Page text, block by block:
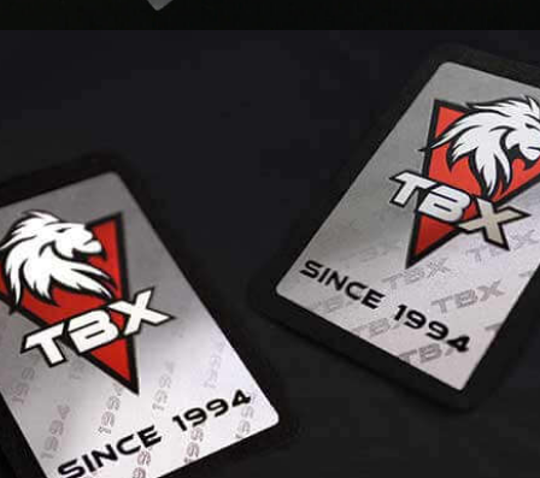
MIR® X MICROFIBRE + PRINT combinent la
technologie MIR® avec un support en microfibre
pour des étiquettes époustouflantes.
Communiquez l'information de manière moderne!